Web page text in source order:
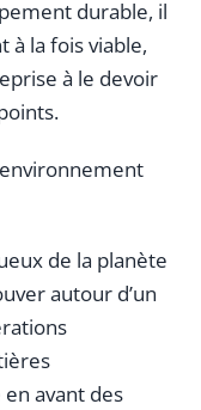
durable, il
la fois viable,
à le devoir
de la planète
autour d’un
avant des